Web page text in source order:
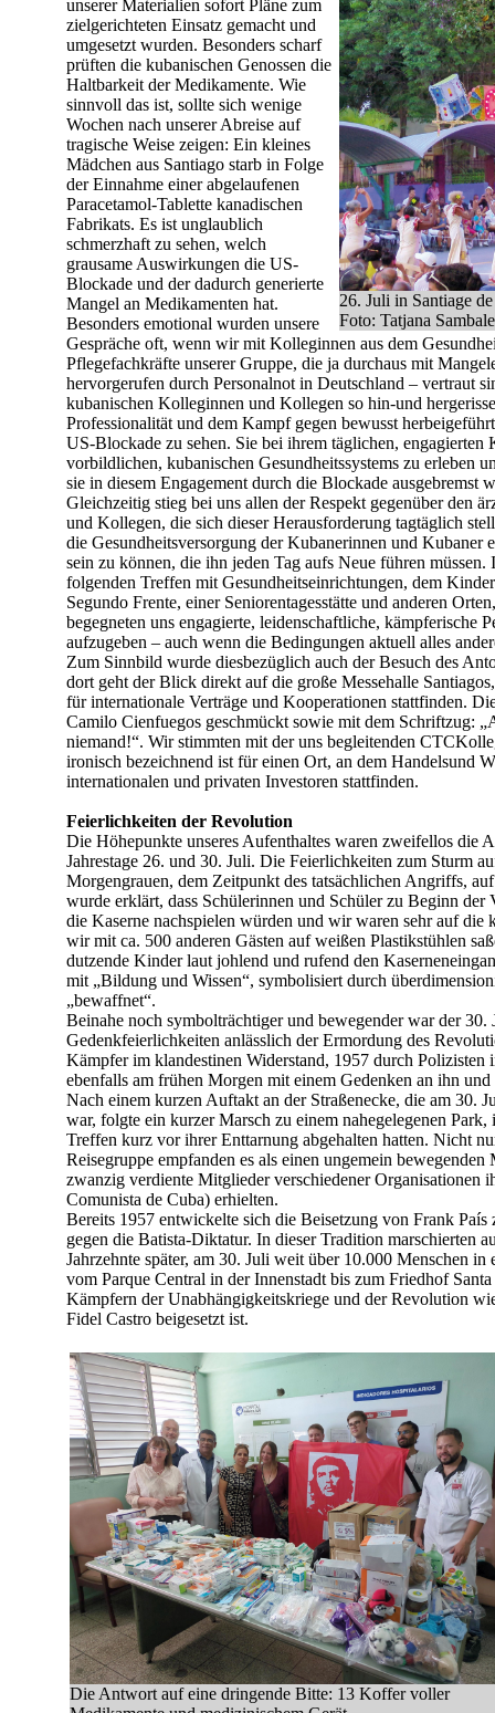
26. Juli in Santiage
Foto: Tatjana Sambale
unserer Materialien sofort Pläne zum
zielgerichteten Einsatz gemacht und
umgesetzt wurden. Besonders scharf
prüften die kubanischen Genossen die
Haltbarkeit der Medikamente. Wie
sinnvoll das ist, sollte sich wenige
Wochen nach unserer Abreise auf
tragische Weise zeigen: Ein kleines
Mädchen aus Santiago starb in Folge
der Einnahme einer abgelaufenen
Paracetamol-Tablette kanadischen
Fabrikats. Es ist unglaublich
schmerzhaft zu sehen, welch
grausame Auswirkungen die US-
Blockade und der dadurch generierte
Mangel an Medikamenten hat.
Besonders emotional wurden unsere
Gespräche oft, wenn wir mit Kolleginnen aus dem
Pflegefachkräfte unserer Gruppe, die ja durchaus mit
hervorgerufen durch Personalnot in Deutschland – vertraut
kubanischen Kolleginnen und Kollegen so hin-und
Professionalität und dem Kampf gegen bewusst
US-Blockade zu sehen. Sie bei ihrem täglichen,
vorbildlichen, kubanischen Gesundheitssystems zu erleben
sie in diesem Engagement durch die Blockade ausgebremst
Gleichzeitig stieg bei uns allen der Respekt gegenüber den
und Kollegen, die sich dieser Herausforderung tagtäglich
die Gesundheitsversorgung der Kubanerinnen und Kubaner
sein zu können, die ihn jeden Tag aufs Neue führen
folgenden Treffen mit Gesundheitseinrichtungen, dem
Segundo Frente, einer Seniorentagesstätte und anderen
begegneten uns engagierte, leidenschaftliche, kämpferische
aufzugeben – auch wenn die Bedingungen aktuell alles
Zum Sinnbild wurde diesbezüglich auch der Besuch des
dort geht der Blick direkt auf die große Messehalle
für internationale Verträge und Kooperationen stattfinden.
Camilo Cienfuegos geschmückt sowie mit dem Schriftzug:
niemand!“. Wir stimmten mit der uns begleitenden
ironisch bezeichnend ist für einen Ort, an dem Handelsund
internationalen und privaten Investoren stattfinden.
Feierlichkeiten der Revolution
Die Höhepunkte unseres Aufenthaltes waren zweifellos die
Jahrestage 26. und 30. Juli. Die Feierlichkeiten zum Sturm
Morgengrauen, dem Zeitpunkt des tatsächlichen Angriffs,
wurde erklärt, dass Schülerinnen und Schüler zu Beginn
die Kaserne nachspielen würden und wir waren sehr auf die
wir mit ca. 500 anderen Gästen auf weißen Plastikstühlen
dutzende Kinder laut johlend und rufend den
mit „Bildung und Wissen“, symbolisiert durch
„bewaffnet“.
Beinahe noch symbolträchtiger und bewegender war der
Gedenkfeierlichkeiten anlässlich der Ermordung des
Kämpfer im klandestinen Widerstand, 1957 durch Polizisten
ebenfalls am frühen Morgen mit einem Gedenken an ihn
Nach einem kurzen Auftakt an der Straßenecke, die am 30.
war, folgte ein kurzer Marsch zu einem nahegelegenen
Treffen kurz vor ihrer Enttarnung abgehalten hatten. Nicht
Reisegruppe empfanden es als einen ungemein
zwanzig verdiente Mitglieder verschiedener Organisationen
Comunista de Cuba) erhielten.
Bereits 1957 entwickelte sich die Beisetzung von Frank
gegen die Batista-Diktatur. In dieser Tradition marschierten
Jahrzehnte später, am 30. Juli weit über 10.000 Menschen
vom Parque Central in der Innenstadt bis zum Friedhof
Kämpfern der Unabhängigkeitskriege und der Revolution
Fidel Castro beigesetzt ist.
Die Antwort auf eine dringende Bitte: 13 Koffer voller